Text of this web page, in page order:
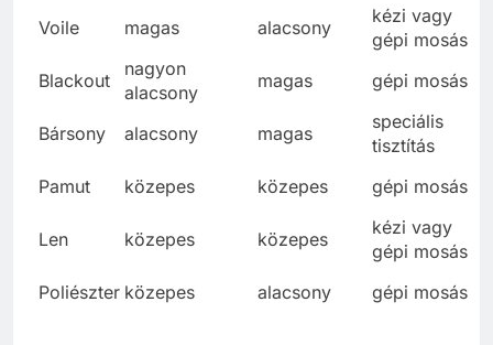
Voile magas alacsony
kézi vagy
gépi mosás
Blackout
nagyon
alacsony
magas gépi mosás
Bársony alacsony magas
speciális
tisztítás
Pamut közepes közepes gépi mosás
Len közepes közepes
kézi vagy
gépi mosás
Poliészter közepes alacsony gépi mosás